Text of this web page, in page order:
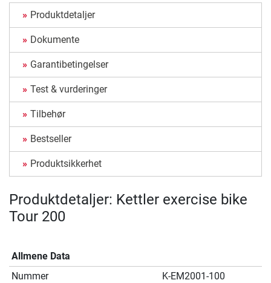
Produktdetaljer
Dokumente
Garantibetingelser
Test & vurderinger
Tilbehør
Bestseller
Produktsikkerhet
Produktdetaljer: Kettler exercise bike
Tour 200
Allmene Data
Nummer
K-EM2001-100